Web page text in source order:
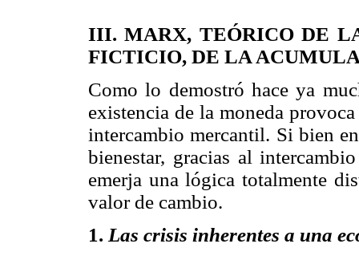
III. MARX, TEÓRICO DE
FICTICIO, DE LA
Como lo demostró hace ya
existencia de la moneda
intercambio mercantil. Si bien
bienestar, gracias al
emerja una lógica totalmente
valor de cambio.
1. Las crisis inherentes a una